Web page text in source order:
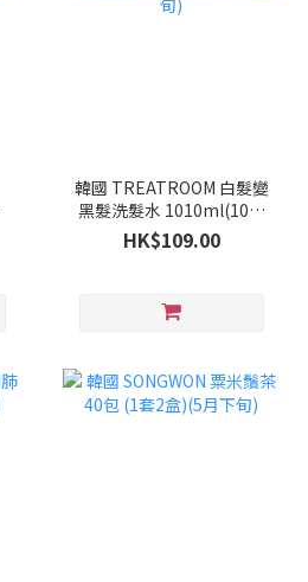
韓國 TREATROOM 白髮變
黑髮洗髮水 1010ml(10月
上旬)
HK$109.00